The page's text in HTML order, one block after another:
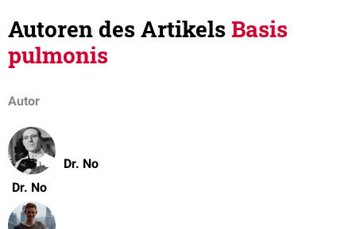
Autoren des ArtikelsBasis
pulmonis
Autor
Dr. No
Dr. No